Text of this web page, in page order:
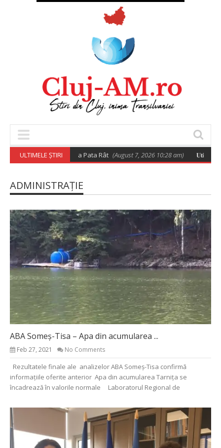
ULTIMELE ȘTIRI
rromilor de la Pata Rât (August 7, 2026 10:28 am) 𝐔𝐭𝐢𝐥𝐢𝐳𝐚𝐫𝐞𝐚
ADMINISTRAȚIE
ABA Someș-Tisa – Apa din acumularea ...
Feb 27, 2021 No Comments
Rezultatele finale ale analizelor ABA Someș-Tisa confirmă
informațiile oferite anterior Apa din acumularea Tarnița se
încadrează în valorile normale Laboratorul Regional de